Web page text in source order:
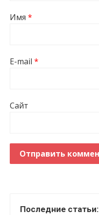
Имя *
E-mail *
Сайт
Последние статьи: